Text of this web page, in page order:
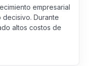
empresarial
decisivo. Durante
altos costos de